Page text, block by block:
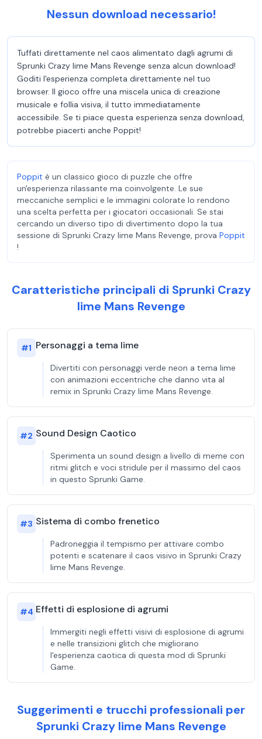
Nessun download necessario!
Tuffati direttamente nel caos alimentato dagli agrumi di
Sprunki Crazy lime Mans Revenge senza alcun download!
Goditi l'esperienza completa direttamente nel tuo
browser. Il gioco offre una miscela unica di creazione
musicale e follia visiva, il tutto immediatamente
accessibile. Se ti piace questa esperienza senza download,
potrebbe piacerti anche Poppit​!
Poppit​ è un classico gioco di puzzle che offre
un'esperienza rilassante ma coinvolgente. Le sue
meccaniche semplici e le immagini colorate lo rendono
una scelta perfetta per i giocatori occasionali. Se stai
cercando un diverso tipo di divertimento dopo la tua
sessione di Sprunki Crazy lime Mans Revenge, prova Poppit​
!
Caratteristiche principali di Sprunki Crazy
lime Mans Revenge
#1 Personaggi a tema lime
Divertiti con personaggi verde neon a tema lime
con animazioni eccentriche che danno vita al
remix in Sprunki Crazy lime Mans Revenge.
#2 Sound Design Caotico
Sperimenta un sound design a livello di meme con
ritmi glitch e voci stridule per il massimo del caos
in questo Sprunki Game.
#3 Sistema di combo frenetico
Padroneggia il tempismo per attivare combo
potenti e scatenare il caos visivo in Sprunki Crazy
lime Mans Revenge.
#4 Effetti di esplosione di agrumi
Immergiti negli effetti visivi di esplosione di agrumi
e nelle transizioni glitch che migliorano
l'esperienza caotica di questa mod di Sprunki
Game.
Suggerimenti e trucchi professionali per
Sprunki Crazy lime Mans Revenge